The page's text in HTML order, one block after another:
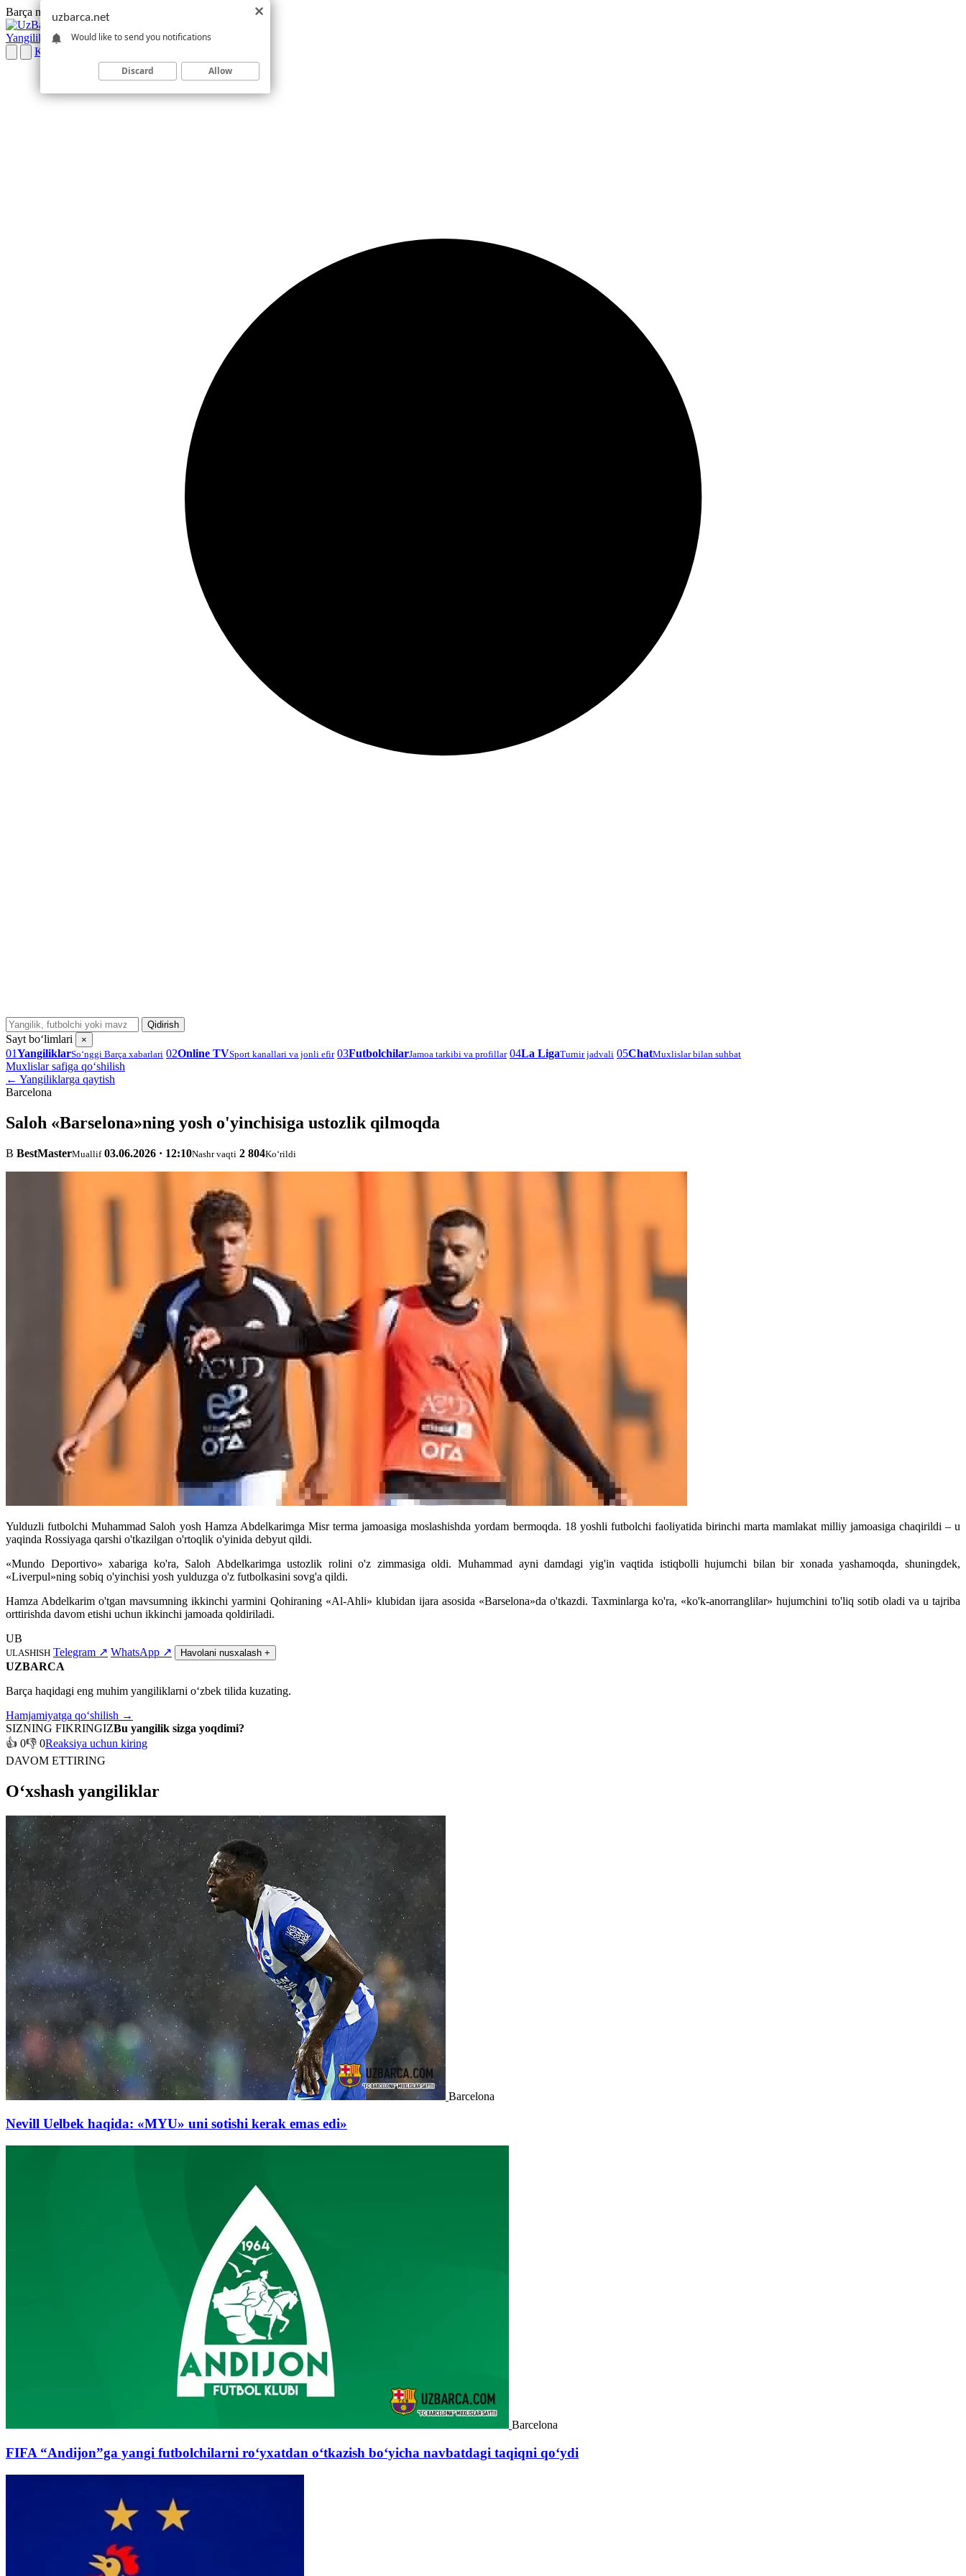
Barça muxlislari bilan birga
Barcelona · Toshkent vaqti
UZBARCA.NET
Yangiliklar Online TV Futbolchilar La Liga Hamjamiyat
Kirish
Qidirish
Sayt bo‘limlari ×
01YangiliklarSo‘nggi Barça xabarlari 02Online TVSport kanallari va jonli efir 03FutbolchilarJamoa tarkibi va profillar 04La LigaTurnir jadvali 05ChatMuxlislar bilan suhbat
Muxlislar safiga qo‘shilish
← Yangiliklarga qaytish
Barcelona
Saloh «Barselona»ning yosh o'yinchisiga ustozlik qilmoqda
B BestMasterMuallif 03.06.2026 · 12:10Nashr vaqti 2 804Ko‘rildi
Yulduzli futbolchi Muhammad Saloh yosh Hamza Abdelkarimga Misr terma jamoasiga moslashishda yordam bermoqda. 18 yoshli futbolchi faoliyatida birinchi marta mamlakat milliy jamoasiga chaqirildi – u
yaqinda Rossiyaga qarshi o'tkazilgan o'rtoqlik o'yinida debyut qildi.
«Mundo Deportivo» xabariga ko'ra, Saloh Abdelkarimga ustozlik rolini o'z zimmasiga oldi. Muhammad ayni damdagi yig'in vaqtida istiqbolli hujumchi bilan bir xonada yashamoqda, shuningdek,
«Liverpul»ning sobiq o'yinchisi yosh yulduzga o'z futbolkasini sovg'a qildi.
Hamza Abdelkarim o'tgan mavsumning ikkinchi yarmini Qohiraning «Al-Ahli» klubidan ijara asosida «Barselona»da o'tkazdi. Taxminlarga ko'ra, «ko'k-anorranglilar» hujumchini to'liq sotib oladi va u tajriba
orttirishda davom etishi uchun ikkinchi jamoada qoldiriladi.
UB
ULASHISH Telegram ↗ WhatsApp ↗ Havolani nusxalash +
UZBARCA
Barça haqidagi eng muhim yangiliklarni o‘zbek tilida kuzating.
Hamjamiyatga qo‘shilish →
SIZNING FIKRINGIZBu yangilik sizga yoqdimi?
👍 0👎 0Reaksiya uchun kiring
DAVOM ETTIRING
O‘xshash yangiliklar
Barcelona
Nevill Uelbek haqida: «MYU» uni sotishi kerak emas edi»
Barcelona
FIFA “Andijon”ga yangi futbolchilarni ro‘yxatdan o‘tkazish bo‘yicha navbatdagi taqiqni qo‘ydi
uzbarca.net
Would like to send you notifications
Discard Allow